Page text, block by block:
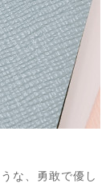
な、勇敢で優し